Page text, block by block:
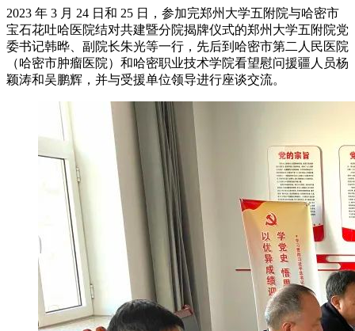
2023 年 3 月 24 日和 25 日，参加完郑州大学五附院与哈密市
宝石花吐哈医院结对共建暨分院揭牌仪式的郑州大学五附院党
委书记韩晔、副院长朱光等一行，先后到哈密市第二人民医院
（哈密市肿瘤医院）和哈密职业技术学院看望慰问援疆人员杨
颖涛和吴鹏辉，并与受援单位领导进行座谈交流。